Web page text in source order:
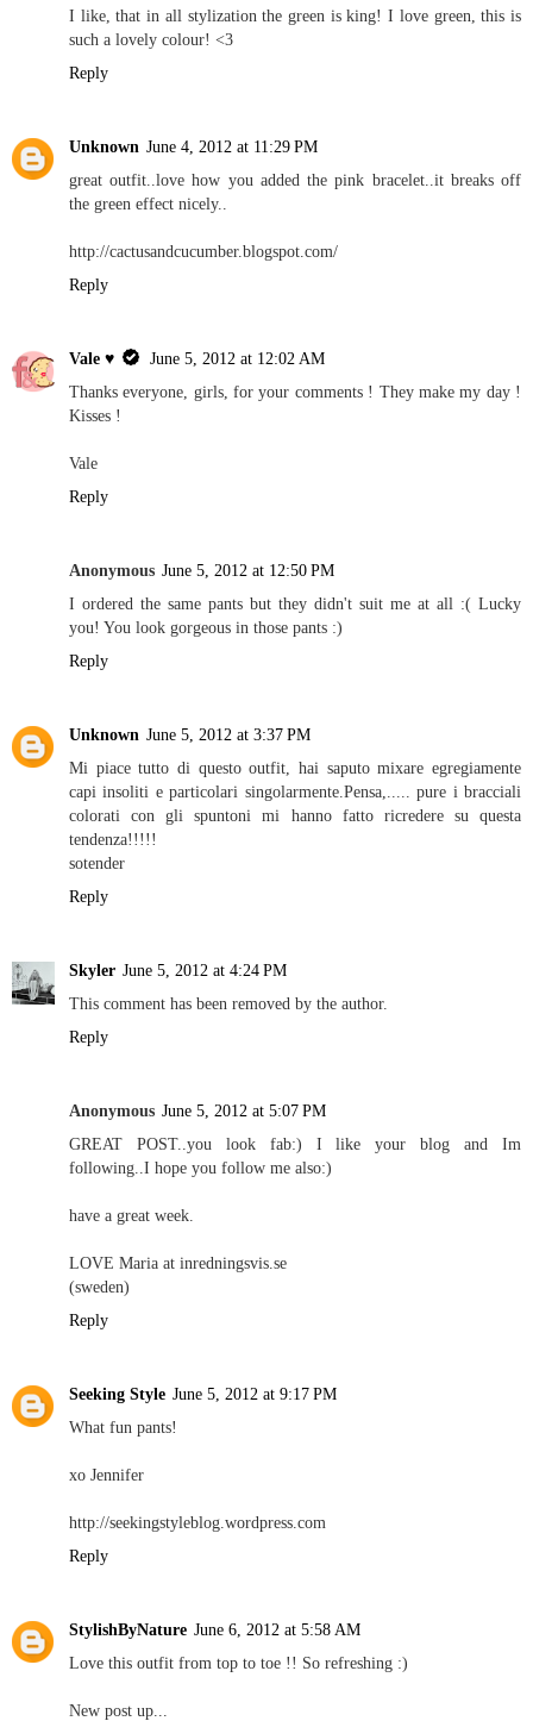
I like, that in all stylization the green is king! I love green, this is
such a lovely colour! <3
Reply
Unknown June 4, 2012 at 11:29 PM
great outfit..love how you added the pink bracelet..it breaks off
the green effect nicely..
http://cactusandcucumber.blogspot.com/
Reply
Vale ♥
June 5, 2012 at 12:02 AM
Thanks everyone, girls, for your comments ! They make my day !
Kisses !
Vale
Reply
Anonymous June 5, 2012 at 12:50 PM
I ordered the same pants but they didn't suit me at all :( Lucky
you! You look gorgeous in those pants :)
Reply
Unknown June 5, 2012 at 3:37 PM
Mi piace tutto di questo outfit, hai saputo mixare egregiamente
capi insoliti e particolari singolarmente.Pensa,..... pure i bracciali
colorati con gli spuntoni mi hanno fatto ricredere su questa
tendenza!!!!!
sotender
Reply
Skyler June 5, 2012 at 4:24 PM
This comment has been removed by the author.
Reply
Anonymous June 5, 2012 at 5:07 PM
GREAT POST..you look fab:) I like your blog and Im
following..I hope you follow me also:)
have a great week.
LOVE Maria at inredningsvis.se
(sweden)
Reply
Seeking Style June 5, 2012 at 9:17 PM
What fun pants!
xo Jennifer
http://seekingstyleblog.wordpress.com
Reply
StylishByNature June 6, 2012 at 5:58 AM
Love this outfit from top to toe !! So refreshing :)
New post up...